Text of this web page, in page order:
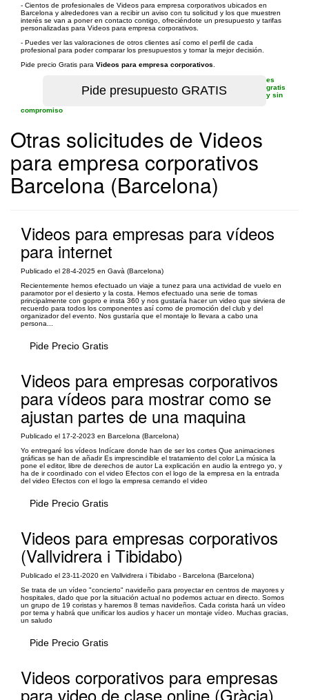
- Cientos de profesionales de Videos para empresa corporativos ubicados en
Barcelona y alrededores van a recibir un aviso con tu solicitud y los que muestren
interés se van a poner en contacto contigo, ofreciéndote un presupuesto y tarifas
personalizadas para Videos para empresa corporativos.
- Puedes ver las valoraciones de otros clientes así como el perfil de cada
profesional para poder comparar los presupuestos y tomar la mejor decisión.
Pide precio Gratis para Videos para empresa corporativos
es
gratis
y sin
compromiso
Otras solicitudes de Videos
para empresa corporativos
Barcelona (Barcelona)
Videos para empresas para vídeos
para internet
Publicado el 28-4-2025 en Gavà (Barcelona)
Recientemente hemos efectuado un viaje a tunez para una actividad de vuelo en
paramotor por el desierto y la costa. Hemos efectuado una serie de tomas
principalmente con gopro e insta 360 y nos gustaría hacer un video que sirviera de
recuerdo para todos los componentes así como de promoción del club y del
organizador del evento. Nos gustaría que el montaje lo llevara a cabo una
persona...
Pide Precio Gratis
Videos para empresas corporativos
para vídeos para mostrar como se
ajustan partes de una maquina
Publicado el 17-2-2023 en Barcelona (Barcelona)
Yo entregaré los vídeos Indícare donde han de ser los cortes Que animaciones
gráficas se han de añadir Es imprescindible el tratamiento del color La música la
pone el editor, libre de derechos de autor La explicación en audio la entrego yo, y
ha de ir coordinado con el video Efectos con el logo de la empresa en la entrada
del video Efectos con el logo la empresa cerrando el video
Pide Precio Gratis
Videos para empresas corporativos
(Vallvidrera i Tibidabo)
Publicado el 23-11-2020 en Vallvidrera i Tibidabo - Barcelona (Barcelona)
Se trata de un vídeo "concierto" navideño para proyectar en centros de mayores y
hospitales, dado que por la situación actual no podemos actuar en directo. Somos
un grupo de 19 coristas y haremos 8 temas navideños. Cada corista hará un vídeo
por tema y habrá que unificar los audios y hacer un montaje vídeo. Muchas gracias,
un saludo
Pide Precio Gratis
Videos corporativos para empresas
para video de clase online (Gràcia)